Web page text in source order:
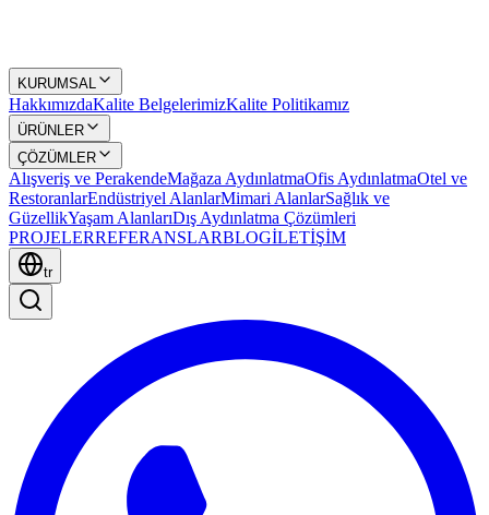
KURUMSAL
HakkımızdaKalite BelgelerimizKalite Politikamız
ÜRÜNLER
ÇÖZÜMLER
Alışveriş ve PerakendeMağaza AydınlatmaOfis AydınlatmaOtel ve
RestoranlarEndüstriyel AlanlarMimari AlanlarSağlık ve
GüzellikYaşam AlanlarıDış Aydınlatma Çözümleri
PROJELERREFERANSLARBLOGİLETİŞİM
tr